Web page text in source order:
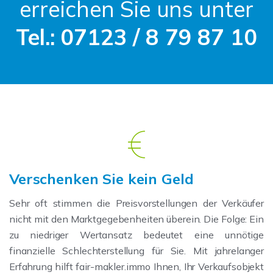
erreichen Sie uns unter
Tel.: 07123 / 8 79 87 10
Verschenken Sie kein Geld
Sehr oft stimmen die Preisvorstellungen der Verkäufer
nicht mit den Marktgegebenheiten überein. Die Folge: Ein
zu niedriger Wertansatz bedeutet eine unnötige
finanzielle Schlechterstellung für Sie. Mit jahrelanger
Erfahrung hilft fair-makler.immo Ihnen, Ihr Verkaufsobjekt